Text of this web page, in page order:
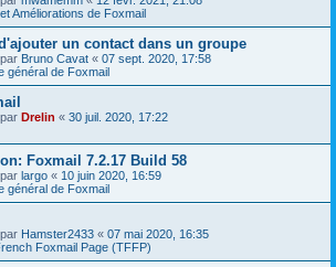
Améliorations de Foxmail
un contact dans un groupe
Bruno Cavat « 07 sept. 2020, 17:58
général de Foxmail
Drelin « 30 juil. 2020, 17:22
Foxmail 7.2.17 Build 58
largo « 10 juin 2020, 16:59
général de Foxmail
Hamster2433 « 07 mai 2020, 16:35
Foxmail Page (TFFP)